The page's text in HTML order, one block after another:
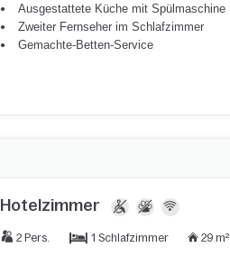
Ausgestattete Küche mit Spülmaschine
Zweiter Fernseher im Schlafzimmer
Gemachte-Betten-Service
Hotelzimmer
2 Pers. 1 Schlafzimmer 29 m²